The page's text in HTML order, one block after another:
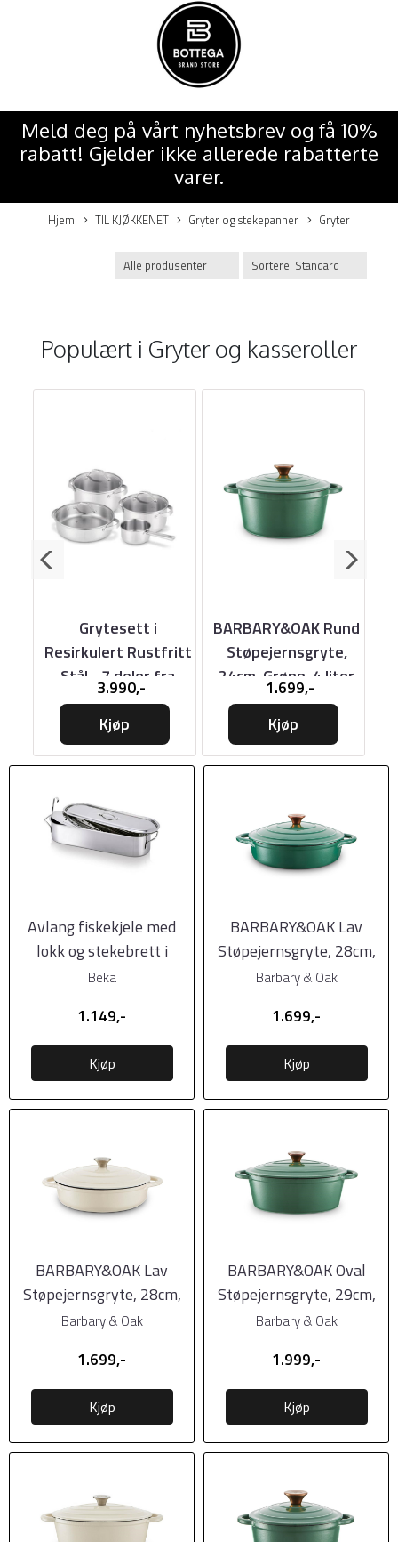
Meld deg på vårt nyhetsbrev og få 10%
rabatt! Gjelder ikke allerede rabatterte
varer.
Hjem TIL KJØKKENET Gryter og stekepanner Gryter
Populært i Gryter og kasseroller
Grytesett i
Resirkulert Rustfritt
Stål - 7 deler fra
BEKA
3.990,-
Kjøp
BARBARY&OAK Rund
Støpejernsgryte,
24cm, Grønn, 4 liter
1.699,-
Kjøp
Avlang fiskekjele med
lokk og stekebrett i
rustfritt stål, ...
Beka
1.149,-
Kjøp
BARBARY&OAK Lav
Støpejernsgryte, 28cm,
Grønn
Barbary & Oak
1.699,-
Kjøp
BARBARY&OAK Lav
Støpejernsgryte, 28cm,
Kremhvit
Barbary & Oak
1.699,-
Kjøp
BARBARY&OAK Oval
Støpejernsgryte, 29cm,
Grønn, 3 liter
Barbary & Oak
1.999,-
Kjøp